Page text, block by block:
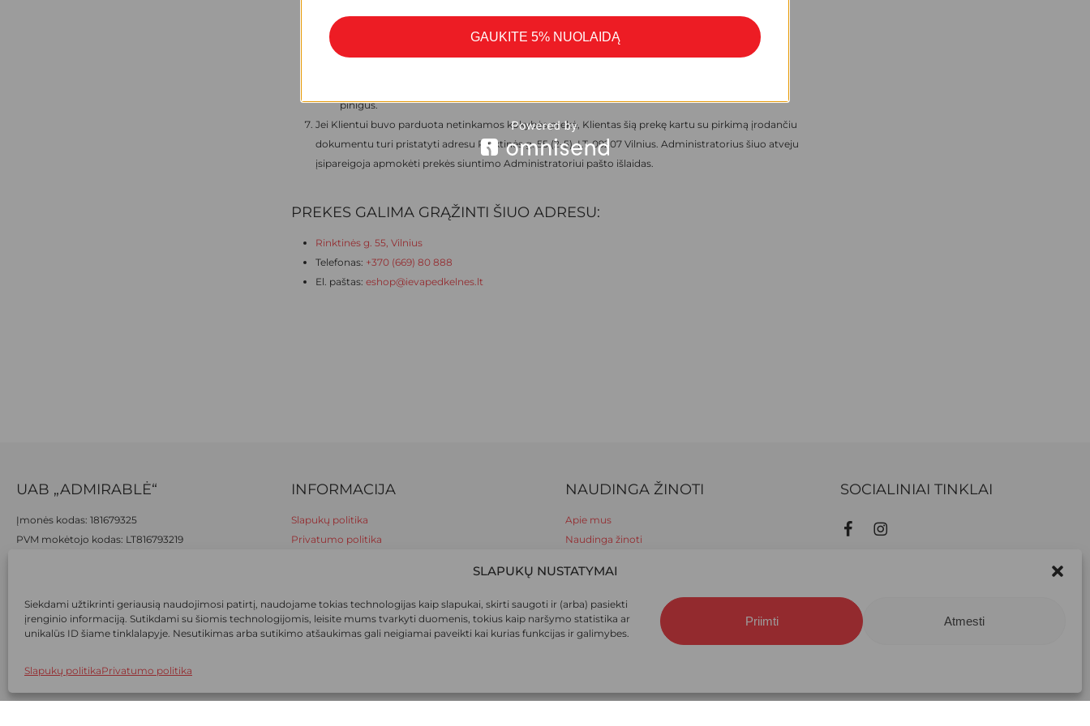
SLAPUKŲ NUSTATYMAI
Siekdami užtikrinti geriausią naudojimosi patirtį, naudojame tokias technologijas kaip slapukai, skirti saugoti ir (arba) pasiekti
įrenginio informaciją. Sutikdami su šiomis technologijomis, leisite mums tvarkyti duomenis, tokius kaip naršymo statistika ar
unikalūs ID šiame tinklalapyje. Nesutikimas arba sutikimo atšaukimas gali neigiamai paveikti kai kurias funkcijas ir galimybes.
Priimti Atmesti
Slapukų politikaPrivatumo politika
Suma:
Krepšelis
atlyginti prekės trūkumų pašalinimo išlaidas, jeigu pardavėjui per protingą terminą jų
pinigus.
Jei Klientui buvo parduota netinkamos kokybės prekė, Klientas šią prekę kartu su pirkimą įrodančiu
dokumentu turi pristatyti adresu Rinktinės g. 55 (2-5), LT-09207 Vilnius. Administratorius šiuo atveju
įsipareigoja apmokėti prekės siuntimo Administratoriui pašto išlaidas.
PREKES GALIMA GRĄŽINTI ŠIUO ADRESU:
Rinktinės g. 55, Vilnius
Telefonas: +370 (669) 80 888
El. paštas: eshop@ievapedkelnes.lt
UAB „ADMIRABLĖ“
Įmonės kodas: 181679325
PVM mokėtojo kodas: LT816793219
El. paštas: eshop@ievapedkelnes.lt
INFORMACIJA
Slapukų politika
Privatumo politika
Prekių pristatymas
Prekių grąžinimas
NAUDINGA ŽINOTI
Apie mus
Naudinga žinoti
SOCIALINIAI TINKLAI
GAUKITE 5% NUOLAIDĄ